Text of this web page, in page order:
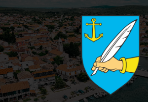
Skip
to
content
Skip
to
main
navigation
Skip
to
footer